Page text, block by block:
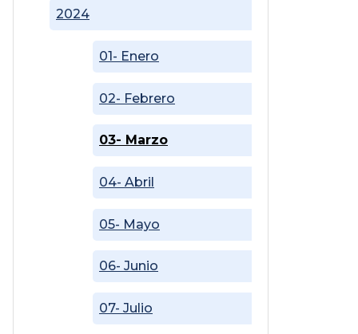
2024
01- Enero
02- Febrero
03- Marzo
04- Abril
05- Mayo
06- Junio
07- Julio